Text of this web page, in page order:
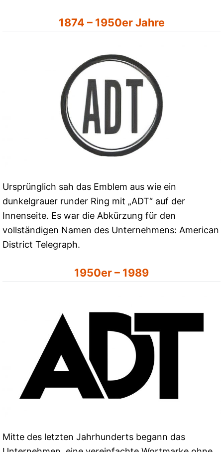
1874 – 1950er Jahre
Ursprünglich sah das Emblem aus wie ein
dunkelgrauer runder Ring mit „ADT“ auf der
Innenseite. Es war die Abkürzung für den
vollständigen Namen des Unternehmens: American
District Telegraph.
1950er – 1989
Mitte des letzten Jahrhunderts begann das